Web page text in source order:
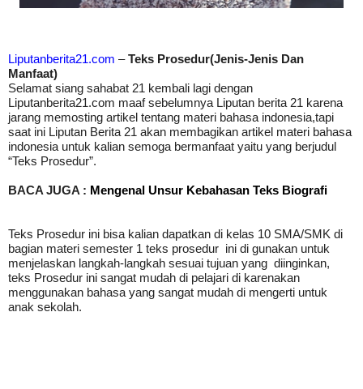
Liputanberita21.com –Teks Prosedur(Jenis-Jenis Dan
Manfaat)
Selamat siang sahabat 21 kembali lagi dengan
Liputanberita21.com maaf sebelumnya Liputan berita 21 karena
jarang memosting artikel tentang materi bahasa indonesia,tapi
saat ini Liputan Berita 21 akan membagikan artikel materi bahasa
indonesia untuk kalian semoga bermanfaat yaitu yang berjudul
“Teks Prosedur”.
BACA JUGA : Mengenal Unsur Kebahasan Teks Biografi
Teks Prosedur ini bisa kalian dapatkan di kelas 10 SMA/SMK di
bagian materi semester 1 teks prosedur ini di gunakan untuk
menjelaskan langkah-langkah sesuai tujuan yang diinginkan,
teks Prosedur ini sangat mudah di pelajari di karenakan
menggunakan bahasa yang sangat mudah di mengerti untuk
anak sekolah.